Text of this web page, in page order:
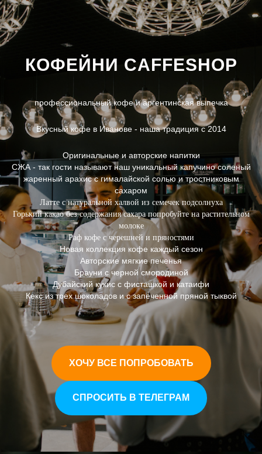
КОФЕЙНИ CAFFESHOP
профессиональный кофе и аргентинская выпечка
Вкусный кофе в Иванове - наша традицияс 2014
Оригинальные и авторские напитки
СЖА - так гости называют наш уникальный капучино соленый
жаренный арахис с гималайской солью и тростниковым
сахаром
Латте с натуральной халвой из семечек подсолнуха
Горький какао без содержания сахара попробуйте на растительном
молоке
Раф кофе с черешней и пряностями
Новая коллекция кофе каждый сезон
Авторские мягкие печенья
Брауни с черной смородиной
Дубайский кукис с фисташкой и катаифи
Кекс из трех шоколадов и с запеченной пряной тыквой
ХОЧУ ВСЕ ПОПРОБОВАТЬ
СПРОСИТЬ В ТЕЛЕГРАМ